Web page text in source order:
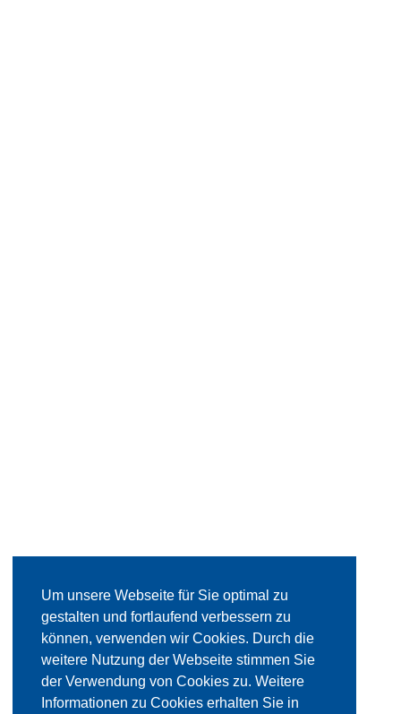
Um unsere Webseite für Sie optimal zu
gestalten und fortlaufend verbessern zu
können, verwenden wir Cookies. Durch die
weitere Nutzung der Webseite stimmen Sie
der Verwendung von Cookies zu. Weitere
Informationen zu Cookies erhalten Sie in